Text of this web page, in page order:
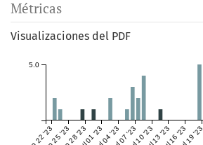
Métricas
Visualizaciones del PDF
Jul 01 '23Jul 04 '23Jul 07 '23Jul 10 '23Jul 13 '23Jul 16 '23Jul 19 '23
5.0